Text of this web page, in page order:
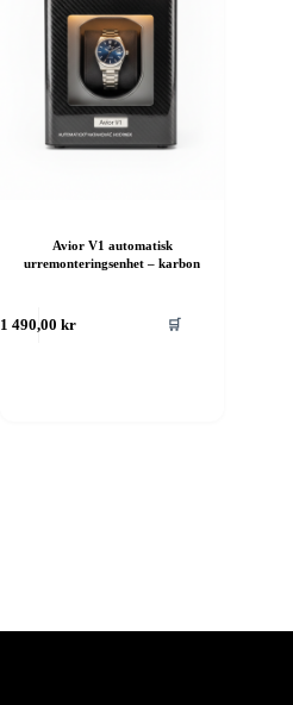
Avior V1 automatisk
urremonteringsenhet – karbon
1 490,00kr 🛒